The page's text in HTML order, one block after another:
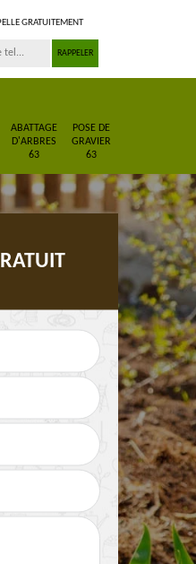
GRATUITEMENT
ABATTAGE
D'ARBRES
63
POSE DE
GRAVIER
63
Paysagiste 63